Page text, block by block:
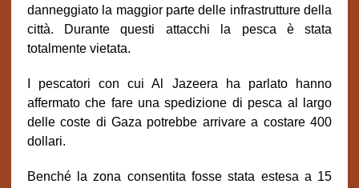
danneggiato la maggior parte delle infrastrutture della
città.
Durante questi attacchi la pesca è stata
totalmente vietata.
I pescatori con cui Al Jazeera ha parlato hanno
affermato che fare una spedizione di pesca al largo
delle coste di Gaza potrebbe arrivare a costare 400
dollari.
Benché la zona consentita fosse stata estesa a 15